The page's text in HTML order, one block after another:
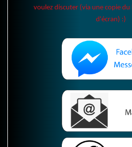
voulez discuter (via une copie
d'écran) :)